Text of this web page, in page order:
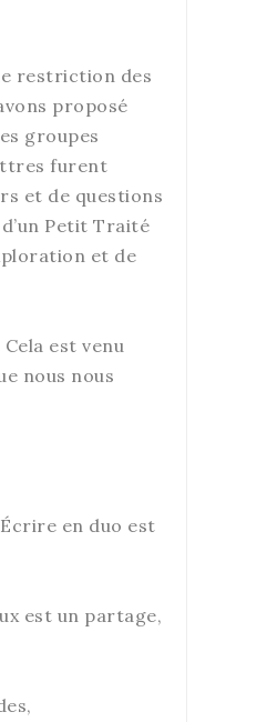
restriction des
proposé
groupes
furent
et de questions
Petit Traité
et de
est venu
nous nous
en duo est
est un partage,